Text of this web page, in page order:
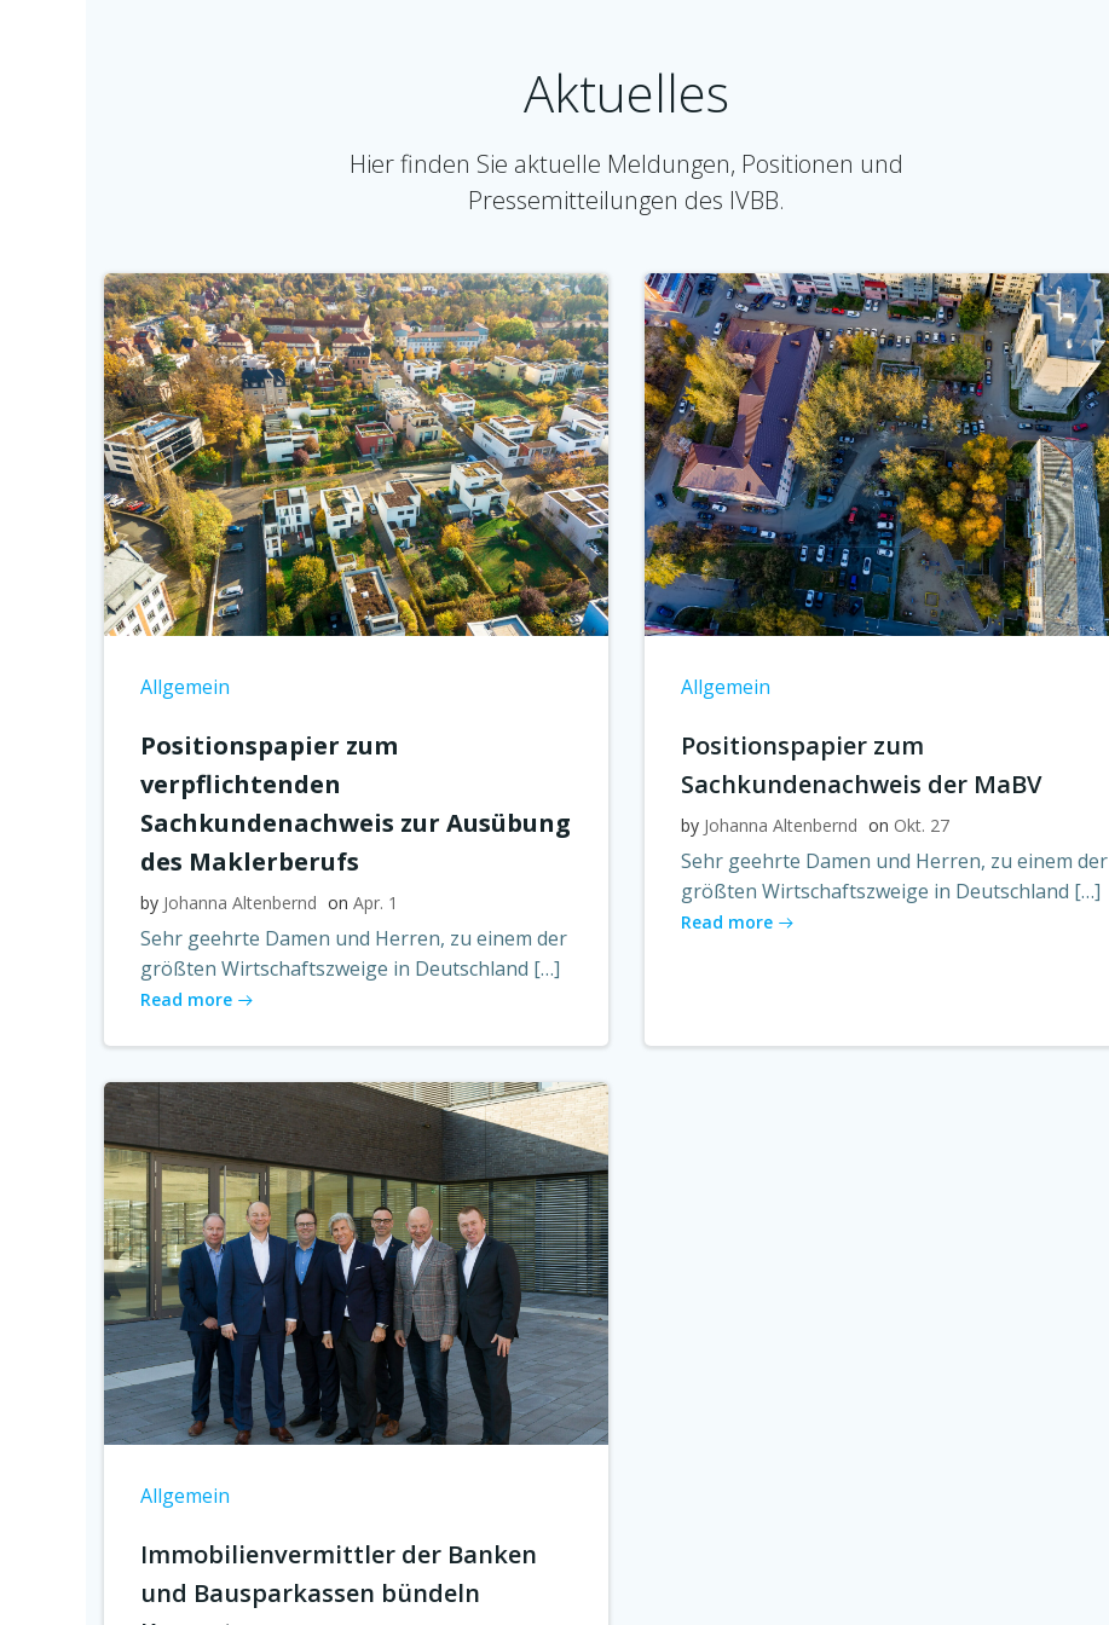
Aktuelles
Hier finden Sie aktuelle Meldungen, Positionen und
Pressemitteilungen des IVBB.
Allgemein
Positionspapier zum
verpflichtenden
Sachkundenachweis zur Ausübung
des Maklerberufs
by Johanna Altenbernd on Apr. 1
Sehr geehrte Damen und Herren, zu einem der
größten Wirtschaftszweige in Deutschland […]
Read more
Allgemein
Positionspapier zum
Sachkundenachweis der MaBV
by Johanna Altenbernd on Okt. 27
Sehr geehrte Damen und Herren, zu einem der
größten Wirtschaftszweige in Deutschland […]
Read more
Allgemein
Immobilienvermittler der Banken
und Bausparkassen bündeln